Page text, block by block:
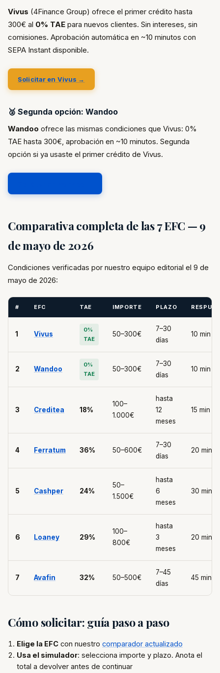
Vivus (4Finance Group) ofrece el primer crédito hasta
300€ al 0% TAE para nuevos clientes. Sin intereses, sin
comisiones. Aprobación automática en ~10 minutos con
SEPA Instant disponible.
Solicitar en Vivus →
🥈 Segunda opción: Wandoo
Wandoo ofrece las mismas condiciones que Vivus: 0%
TAE hasta 300€, aprobación en ~10 minutos. Segunda
opción si ya usaste el primer crédito de Vivus.
Comparativa completa de las 7 EFC — 9
de mayo de 2026
Condiciones verificadas por nuestro equipo editorial el 9 de
mayo de 2026:
# EFC TAE IMPORTE PLAZO
1 Vivus
0%
TAE
50–300€
7–30
días
10 min
2 Wandoo
0%
TAE
50–300€
7–30
días
10 min
3 Creditea 18%
100–
1.000€
hasta
12
meses
15 min
4 Ferratum 36% 50–600€
7–30
días
20 min
5 Cashper 24%
50–
1.500€
hasta
6
meses
30 min
6 Loaney 29%
100–
800€
hasta
3
meses
20 min
7 Avafin 32% 50–500€
7–45
días
45 min
Cómo solicitar: guía paso a paso
Elige la EFC con nuestro comparador actualizado
Usa el simulador: selecciona importe y plazo. Anota el
total a devolver antes de continuar